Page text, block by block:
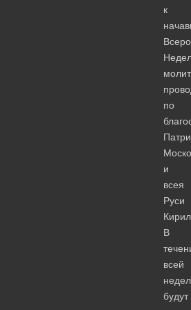
к
по
и
всея
Руси
В
всей
будут